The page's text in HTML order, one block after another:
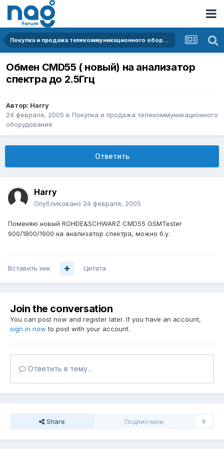
Покупка и продажа телекоммуникационного оборудования
Обмен CMD55 ( новый) на анализатор
спектра до 2.5Ггц
Автор: Harry
24 февраля, 2005 в Покупка и продажа телекоммуникационного
оборудования
Ответить
Harry
Опубликовано 24 февраля, 2005
Поменяю новый ROHDE&SCHWARZ CMD55 GSMTester
900/1800/1900 на анализатор спектра, можно б.у.
Вставить ник Цитата
Join the conversation
You can post now and register later. If you have an account,
sign in now to post with your account.
Ответить в тему...
Share Подписчики 0